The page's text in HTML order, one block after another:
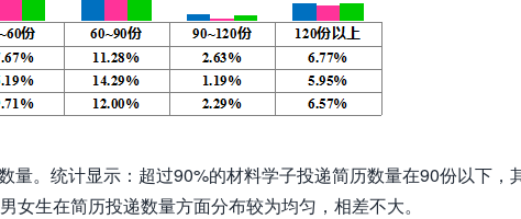
量。统计显示：超过90%的材料学子投递简历数量在90份以下，
生在简历投递数量方面分布较为均匀，相差不大。